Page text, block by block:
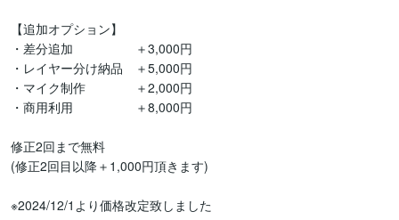
【追加オプション】
・差分追加　　　　　＋3,000円
・レイヤー分け納品　＋5,000円
・マイク制作　　　　＋2,000円
・商用利用　　　　　＋8,000円
修正2回まで無料
(修正2回目以降＋1,000円頂きます)
※2024/12/1より価格改定致しました